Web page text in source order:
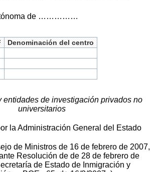
de ……………
Denominación del centro
entidades de investigación privados no
universitarios
la Administración General del Estado
de Ministros de 16 de febrero de 2007,
Resolución de de 28 de febrero de
de Estado de Inmigración y